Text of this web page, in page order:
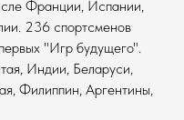
Франции, Испании,
236 спортсменов
"Игр будущего".
Индии, Беларуси,
Филиппин, Аргентины,